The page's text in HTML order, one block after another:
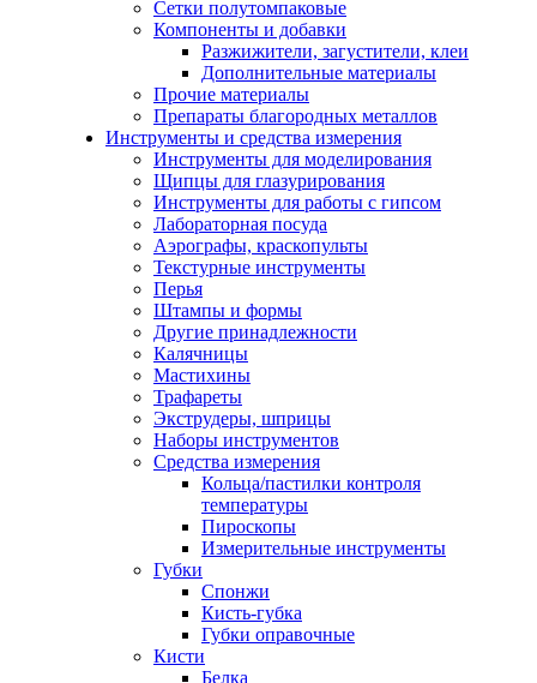
Сетки полутомпаковые
Компоненты и добавки
Разжижители, загустители, клеи
Дополнительные материалы
Прочие материалы
Препараты благородных металлов
Инструменты и средства измерения
Инструменты для моделирования
Щипцы для глазурирования
Инструменты для работы с гипсом
Лабораторная посуда
Аэрографы, краскопульты
Текстурные инструменты
Перья
Штампы и формы
Другие принадлежности
Калячницы
Мастихины
Трафареты
Экструдеры, шприцы
Наборы инструментов
Средства измерения
Кольца/пастилки контроля
температуры
Пироскопы
Измерительные инструменты
Губки
Спонжи
Кисть-губка
Губки оправочные
Кисти
Белка